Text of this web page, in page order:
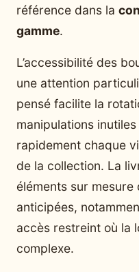
référence dans la
gamme.
L’accessibilité des
une attention
pensé facilite la
manipulations
rapidement chaque
de la collection. La
éléments sur
anticipées,
accès restreint où la
complexe.